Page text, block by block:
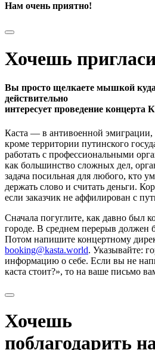
Нам очень приятно!
Хочешь
Вы просто щелкаете мышкой
действительно
интересует проведение концерта
Каста — в антивоенной
кроме территории путинского
работать с профессиональными
как большинство сложных дел,
задача посильная для любого, кто
держать слово и считать деньги.
если заказчик не аффилирован с
Сначала погуглите, как давно был
городе. В среднем перерыв должен
Потом напишите концертному
booking@kasta.world. Указывайте:
информацию о себе. Если вы не
каста стоит?», то на ваше письмо
Хочешь
поблагодарить